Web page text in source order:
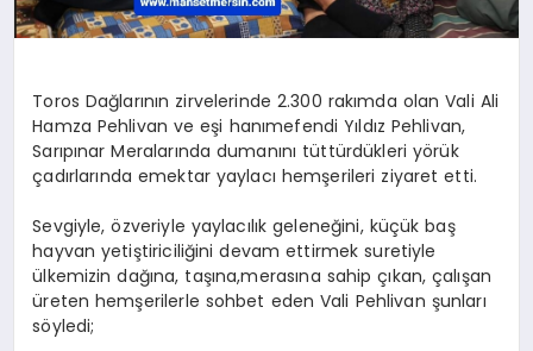
Toros Dağlarının zirvelerinde 2.300 rakımda olan Vali Ali
Hamza Pehlivan ve eşi hanımefendi Yıldız Pehlivan,
Sarıpınar Meralarında dumanını tüttürdükleri yörük
çadırlarında emektar yaylacı hemşerileri ziyaret etti.
Sevgiyle, özveriyle yaylacılık geleneğini, küçük baş
hayvan yetiştiriciliğini devam ettirmek suretiyle
ülkemizin dağına, taşına,merasına sahip çıkan, çalışan
üreten hemşerilerle sohbet eden Vali Pehlivan şunları
söyledi;